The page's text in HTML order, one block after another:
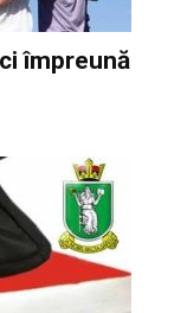
împreună